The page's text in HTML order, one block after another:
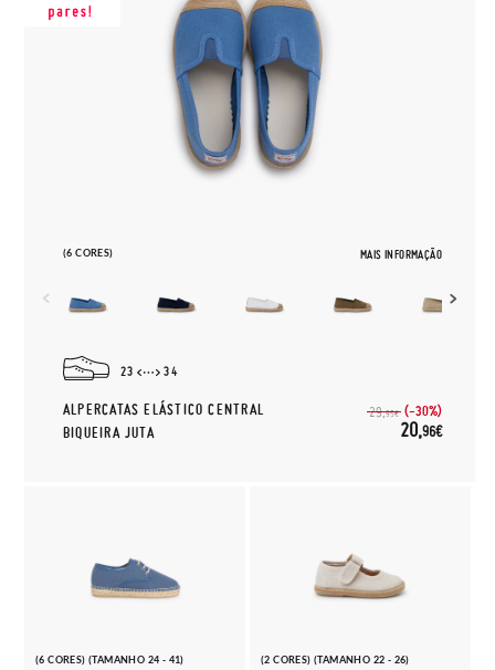
(6 CORES) MAIS INFORMAÇÃO
23 34
ALPERCATAS ELÁSTICO CENTRAL
BIQUEIRA JUTA
29,95€ (-30%)
20,96€
(6 CORES) (TAMANHO 24 - 41) (2 CORES) (TAMANHO 22 - 26)